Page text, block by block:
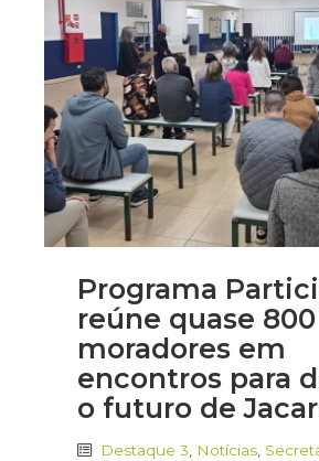
Programa
reúne quase 800
moradores em
encontros para
o futuro de
Destaque 3 Notícias